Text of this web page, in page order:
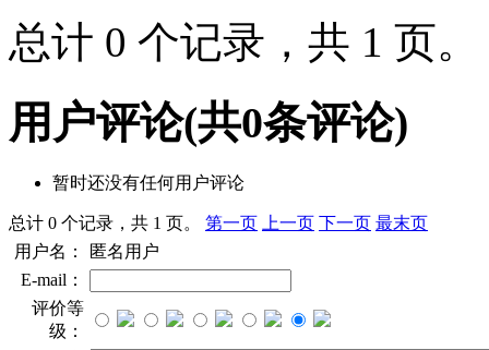
总计 0 个记录，共 1 页。
用户评论(共0条评论)
暂时还没有任何用户评论
总计 0 个记录，共 1 页。 第一页 上一页 下一页 最末页
用户名：
匿名用户
E-mail：
评价等
级：